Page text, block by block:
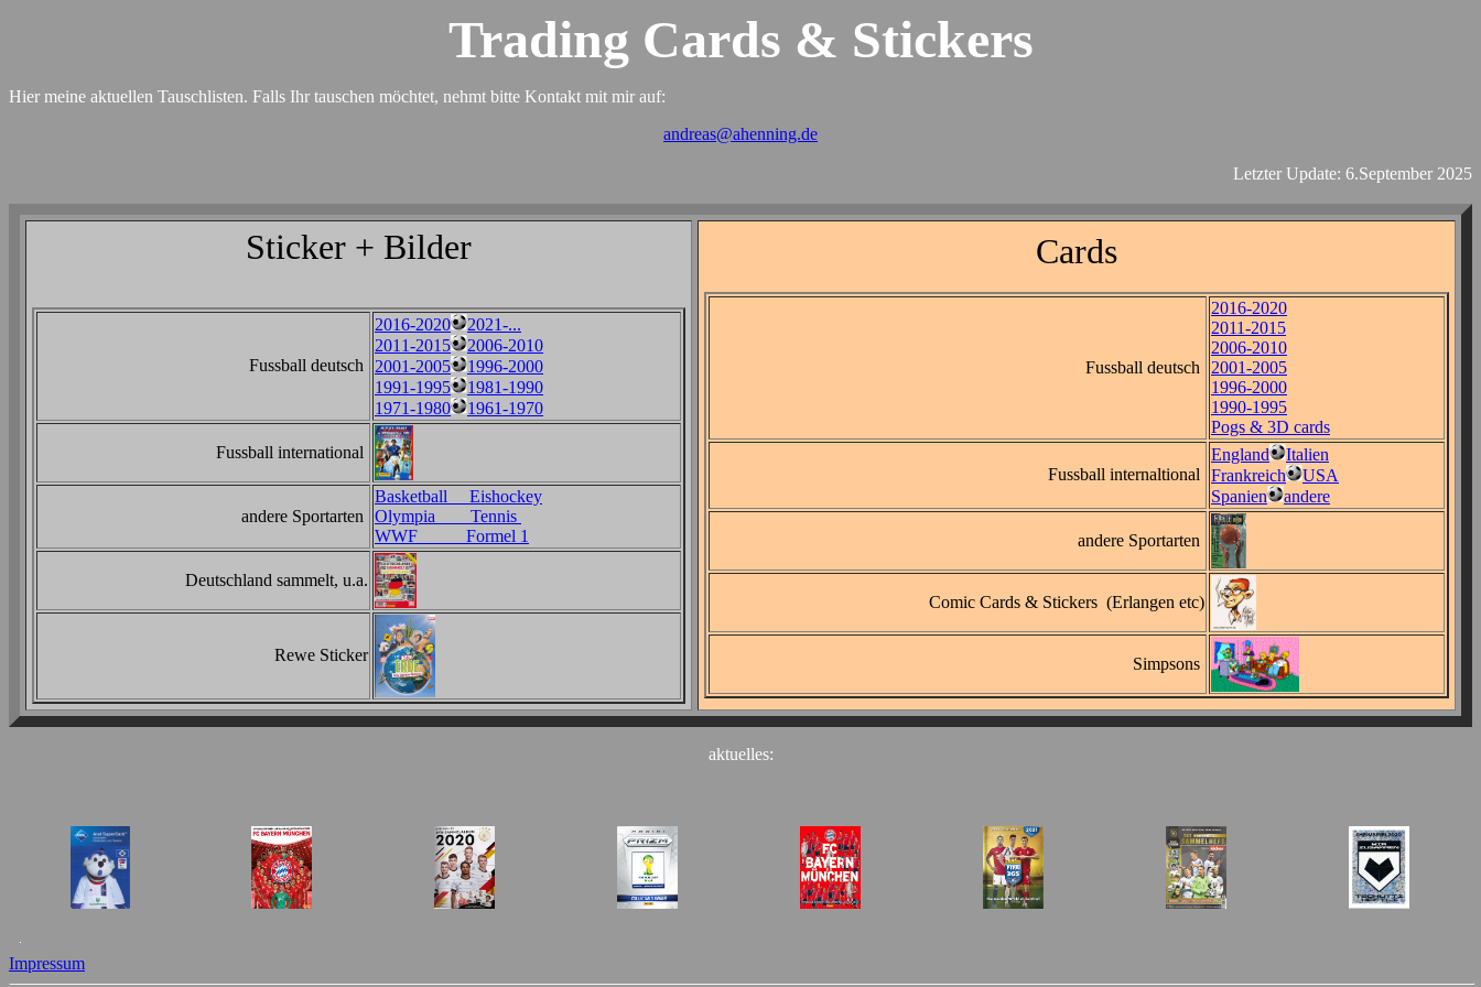
Trading Cards & Stickers
Hier meine aktuellen Tauschlisten. Falls Ihr tauschen möchtet, nehmt bitte Kontakt mit mir auf:
andreas@ahenning.de
Letzter Update: 6.September 2025
Sticker + Bilder
Fussball deutsch
2016-2020
2021-...
2011-2015
2006-2010
2001-2005
1996-2000
1991-1995
1981-1990
1971-1980
1961-1970
Fussball international
andere Sportarten
Basketball Eishockey
Olympia Tennis
WWF Formel 1
Deutschland sammelt, u.a.
Rewe Sticker
Cards
Fussball deutsch
2016-2020
2011-2015
2006-2010
2001-2005
1996-2000
1990-1995
Pogs & 3D cards
Fussball internaltional
England
Italien
Frankreich
USA
Spanien
andere
andere Sportarten
Comic Cards & Stickers (Erlangen etc)
Simpsons
aktuelles:
Impressum